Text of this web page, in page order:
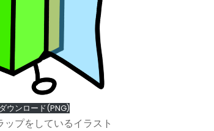
ウンロード(PNG)
ップをしているイラスト